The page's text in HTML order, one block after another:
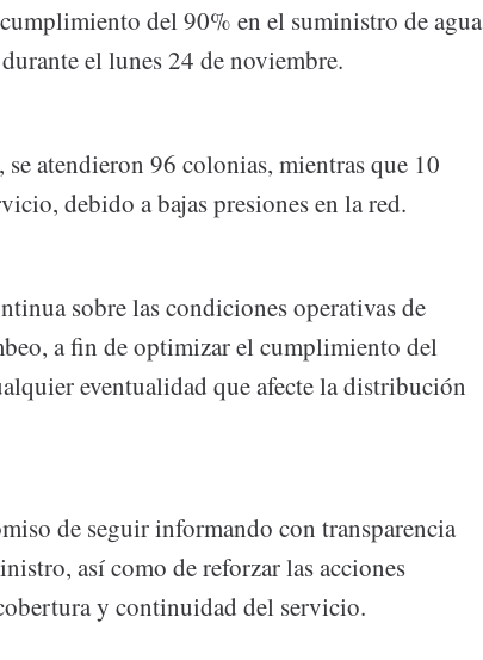
del 90% en el suministro de agua
el lunes 24 de noviembre.
atendieron 96 colonias, mientras que 10
debido a bajas presiones en la red.
sobre las condiciones operativas de
a fin de optimizar el cumplimiento del
eventualidad que afecte la distribución
de seguir informando con transparencia
así como de reforzar las acciones
y continuidad del servicio.